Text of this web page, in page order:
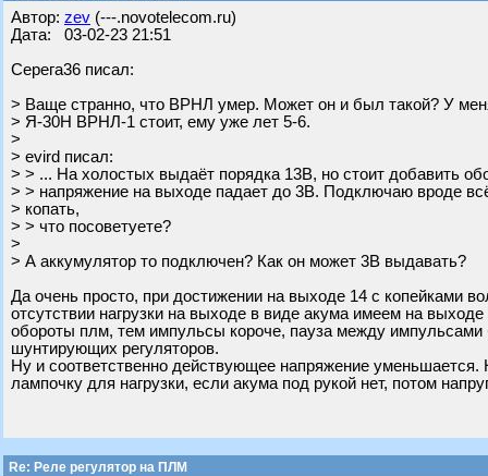
Автор: zev (---.novotelecom.ru)
Дата: 03-02-23 21:51
Серега36 писал:
> Ваще странно, что ВРНЛ умер. Может он и был такой? У
> Я-30Н ВРНЛ-1 стоит, ему уже лет 5-6.
>
> evird писал:
> > ... На холостых выдаёт порядка 13В, но стоит добавить
> > напряжение на выходе падает до 3В. Подключаю вроде
> копать,
> > что посоветуете?
>
> А аккумулятор то подключен? Как он может 3В выдавать?
Да очень просто, при достижении на выходе 14 с копейками
отсутствии нагрузки на выходе в виде акума имеем на
обороты плм, тем импульсы короче, пауза между
шунтирующих регуляторов.
Ну и соответственно действующее напряжение
лампочку для нагрузки, если акума под рукой нет, потом
Re: Реле регулятор на ПЛМ